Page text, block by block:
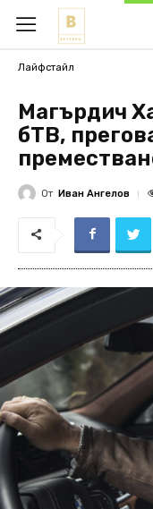
Лайфстайл
Магърдич
бТВ,
От Иван Ангелов